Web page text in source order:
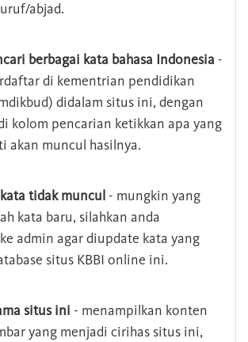
abjad.
berbagai kata bahasa Indonesia -
di kementrian pendidikan
didalam situs ini, dengan
kolom pencarian ketikkan apa yang
akan muncul hasilnya.
tidak muncul - mungkin yang
kata baru, silahkan anda
admin agar diupdate kata yang
situs KBBI online ini.
situs ini - menampilkan konten
yang menjadi cirihas situs ini,